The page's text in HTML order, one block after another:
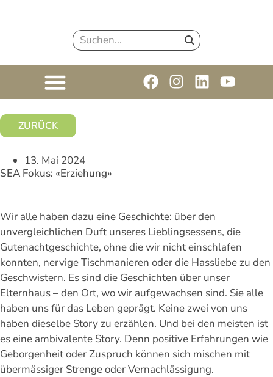
ZURÜCK
13. Mai 2024
SEA Fokus: «Erziehung»
Wir alle haben dazu eine Geschichte: über den
unvergleichlichen Duft unseres Lieblingsessens, die
Gutenachtgeschichte, ohne die wir nicht einschlafen
konnten, nervige Tischmanieren oder die Hassliebe zu den
Geschwistern. Es sind die Geschichten über unser
Elternhaus – den Ort, wo wir aufgewachsen sind. Sie alle
haben uns für das Leben geprägt. Keine zwei von uns
haben dieselbe Story zu erzählen. Und bei den meisten ist
es eine ambivalente Story. Denn positive Erfahrungen wie
Geborgenheit oder Zuspruch können sich mischen mit
übermässiger Strenge oder Vernachlässigung.